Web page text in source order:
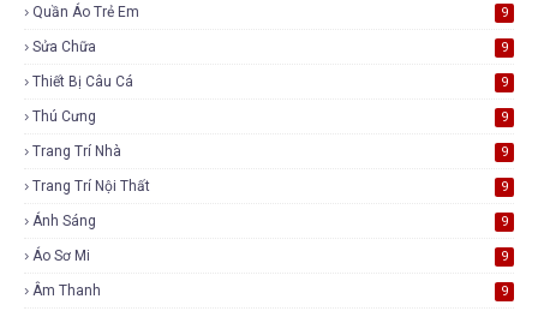
Quần Áo Trẻ Em 9
Sửa Chữa 9
Thiết Bị Câu Cá 9
Thú Cưng 9
Trang Trí Nhà 9
Trang Trí Nội Thất 9
Ánh Sáng 9
Áo Sơ Mi 9
Âm Thanh 9